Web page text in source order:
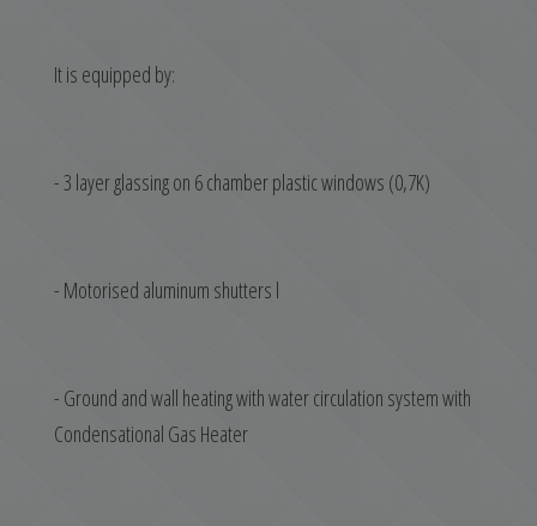
It is equipped by:
- 3 layer glassing on 6 chamber plastic windows (0,7K)
- Motorised aluminum shutters l
- Ground and wall heating with water circulation system with
Condensational Gas Heater